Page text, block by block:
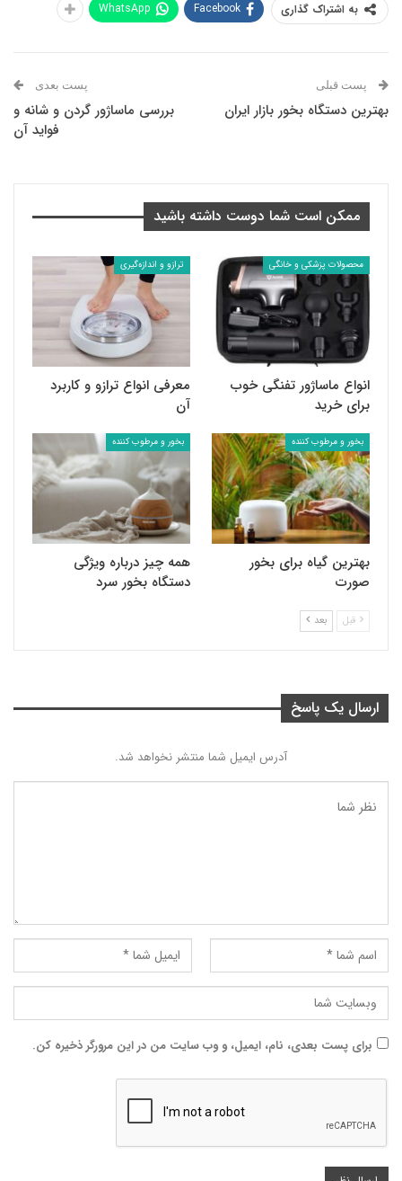
به اشتراک گذاری Facebook
WhatsApp
پست قبلی
بهترین دستگاه بخور بازار ایران
پست بعدی
بررسی ماساژور گردن و شانه و
فواید آن
ممکن است شما دوست داشته باشید
محصولات پزشکی و خانگی
انواع ماساژور تفنگی خوب
برای خرید
ترازو و اندازه‌گیری
معرفی انواع ترازو و کاربرد
آن
بخور و مرطوب کننده
بهترین گیاه برای بخور
صورت
بخور و مرطوب کننده
همه چیز درباره ویژگی
دستگاه بخور سرد
قبل بعد
ارسال یک پاسخ
آدرس ایمیل شما منتشر نخواهد شد.
برای پست بعدی، نام، ایمیل، و وب سایت من در این مرورگر ذخیره کن.